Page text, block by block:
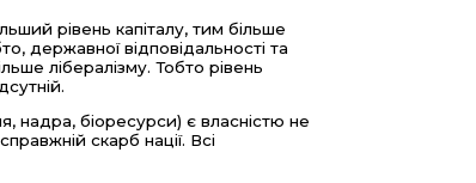
рівень капіталу, тим більше
державної відповідальності та
лібералізму. Тобто рівень
надра, біоресурси) є власністю не
скарб нації. Всі